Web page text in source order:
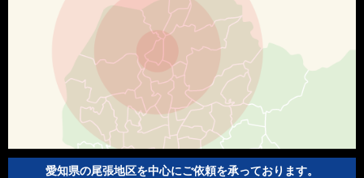
愛知県の尾張地区を中心にご依頼を承っております。